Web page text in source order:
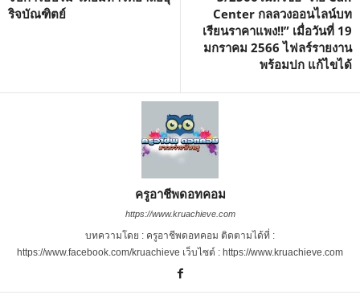
ริจบัณฑิตย์
Center กลลวงออนไลน์บท
เรียนราคาแพง!!” เมื่อวันที่ 19
มกราคม 2566 ไฟลร์รายงาน
พร้อมปก แก้ไขได้
ครูอาชีพดอทคอม
https://www.kruachieve.com
บทความโดย : ครูอาชีพดอทคอม ติดตามได้ที่ :
https://www.facebook.com/kruachieve เว็บไซต์ : https://www.kruachieve.com